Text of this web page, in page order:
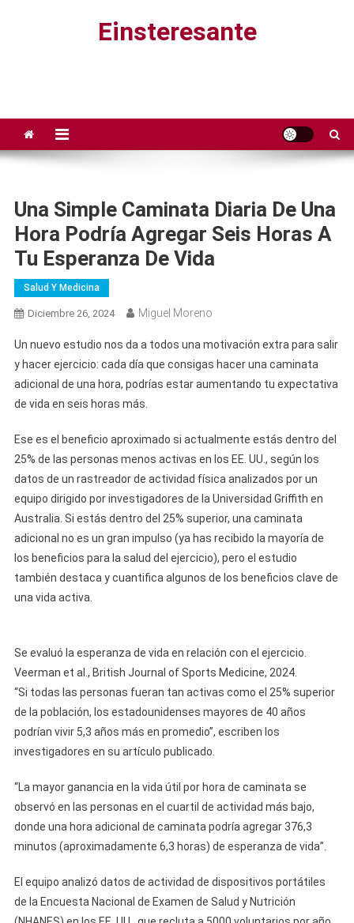
Einsteresante
Una Simple Caminata Diaria De Una
Hora Podría Agregar Seis Horas A
Tu Esperanza De Vida
Salud Y Medicina
Diciembre 26, 2024 Miguel Moreno
Un nuevo estudio nos da a todos una motivación extra para salir
y hacer ejercicio: cada día que consigas hacer una caminata
adicional de una hora, podrías estar aumentando tu expectativa
de vida en seis horas más.
Ese es el beneficio aproximado si actualmente estás dentro del
25% de las personas menos activas en los EE. UU., según los
datos de un rastreador de actividad física analizados por un
equipo dirigido por investigadores de la Universidad Griffith en
Australia. Si estás dentro del 25% superior, una caminata
adicional no es un gran impulso (ya has recibido la mayoría de
los beneficios para la salud del ejercicio), pero el estudio
también destaca y cuantifica algunos de los beneficios clave de
una vida activa.
Se evaluó la esperanza de vida en relación con el ejercicio.
Veerman et al., British Journal of Sports Medicine, 2024.
“Si todas las personas fueran tan activas como el 25% superior
de la población, los estadounidenses mayores de 40 años
podrían vivir 5,3 años más en promedio”, escriben los
investigadores en su artículo publicado.
“La mayor ganancia en la vida útil por hora de caminata se
observó en las personas en el cuartil de actividad más bajo,
donde una hora adicional de caminata podría agregar 376,3
minutos (aproximadamente 6,3 horas) de esperanza de vida”.
El equipo analizó datos de actividad de dispositivos portátiles
de la Encuesta Nacional de Examen de Salud y Nutrición